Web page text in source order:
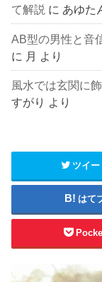
て解説 に あゆた
AB型の男性と音
に 月 より
風水では玄関に
すがり より
ツイー
はて